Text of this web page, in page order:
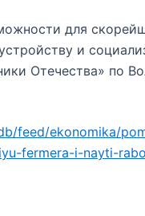
для
и
Отечества» по
feed/ekonomika/
fermera-i-nayti-